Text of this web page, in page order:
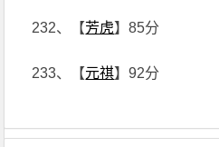
232、【芳虎】85分
233、【元祺】92分